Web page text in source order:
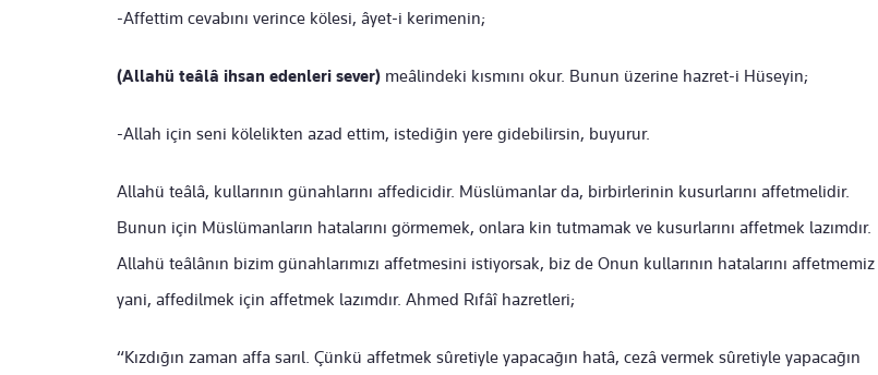
-Affettim cevabını verince kölesi, âyet-i kerimenin;
(Allahü teâlâ ihsan edenleri sever) meâlindeki kısmını okur. Bunun üzerine hazret-i Hüseyin;
-Allah için seni kölelikten azad ettim, istediğin yere gidebilirsin, buyurur.
Allahü teâlâ, kullarının günahlarını affedicidir. Müslümanlar da, birbirlerinin kusurlarını affetmelidir.
Bunun için Müslümanların hatalarını görmemek, onlara kin tutmamak ve kusurlarını affetmek lazımdır.
Allahü teâlânın bizim günahlarımızı affetmesini istiyorsak, biz de Onun kullarının hatalarını affetmemiz
yani, affedilmek için affetmek lazımdır. Ahmed Rıfâî hazretleri;
“Kızdığın zaman affa sarıl. Çünkü affetmek sûretiyle yapacağın hatâ, cezâ vermek sûretiyle yapacağın